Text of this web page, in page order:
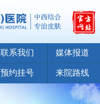
联系我们 媒体报道
预约挂号 来院路线